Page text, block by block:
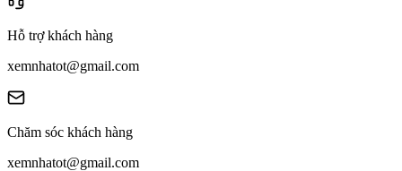
Hỗ trợ khách hàng
xemnhatot@gmail.com
Chăm sóc khách hàng
xemnhatot@gmail.com